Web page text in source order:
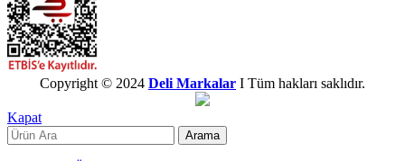
Copyright © 2024 Deli Markalar I Tüm hakları saklıdır.
Kapat
Arama